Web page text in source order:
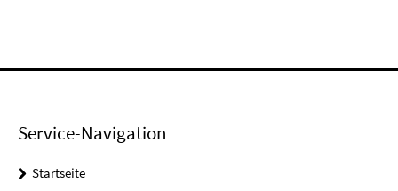
Service-Navigation
Startseite